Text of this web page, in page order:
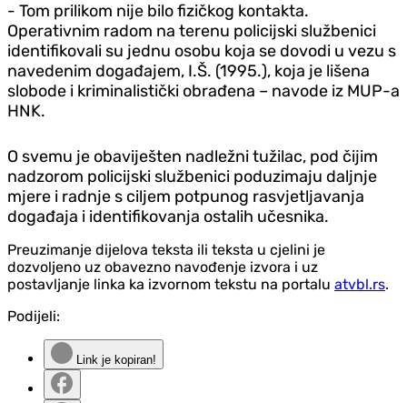
- Tom prilikom nije bilo fizičkog kontakta.
Operativnim radom na terenu policijski službenici
identifikovali su jednu osobu koja se dovodi u vezu s
navedenim događajem, I.Š. (1995.), koja je lišena
slobode i kriminalistički obrađena – navode iz MUP-a
HNK.
O svemu je obaviješten nadležni tužilac, pod čijim
nadzorom policijski službenici poduzimaju daljnje
mjere i radnje s ciljem potpunog rasvjetljavanja
događaja i identifikovanja ostalih učesnika.
Preuzimanje dijelova teksta ili teksta u cjelini je
dozvoljeno uz obavezno navođenje izvora i uz
postavljanje linka ka izvornom tekstu na portalu atvbl.rs.
Podijeli:
Link je kopiran!